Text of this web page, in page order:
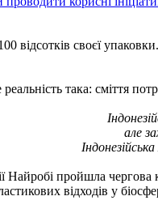
відсотків своєї
така: сміття
але
Найробі пройшла
відходів у